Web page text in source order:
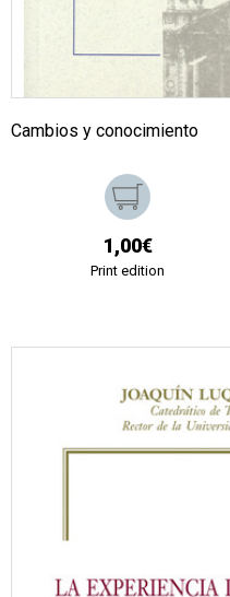
Cambios y conocimiento
1,00€
Print edition